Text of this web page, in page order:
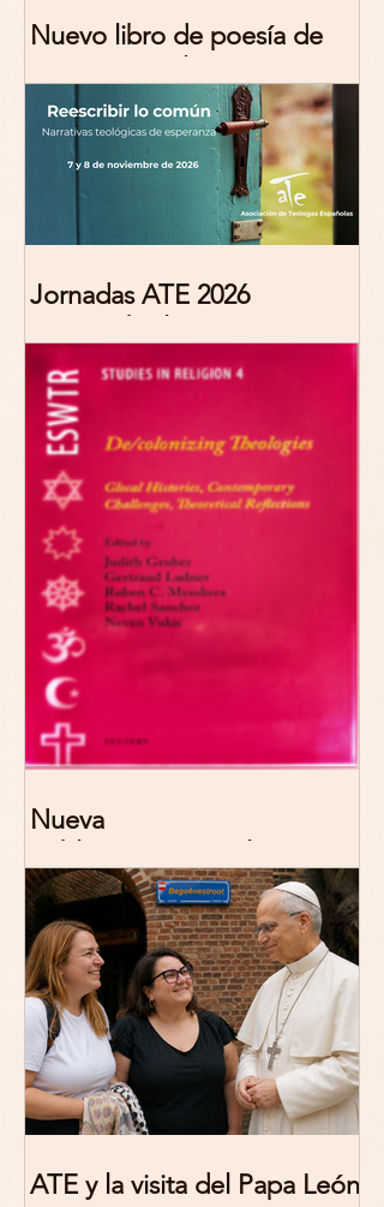
Nuevo libro de poesía de
Marciana Molina
Jornadas ATE 2026
"Reescribir lo común.
Narrativas teológicas de
esperanza" 7-8 Noviembre
2026 Madrid
Nueva
publicación: De/colonizing
Theologies. Glocal Histories,
Contemporary Challenges,
Theoretical Reflections
ATE y la visita del Papa León